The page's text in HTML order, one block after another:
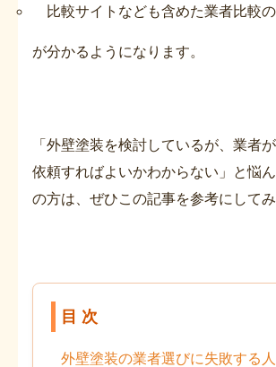
比較サイトなども含めた業者比較
が分かるようになります。
「外壁塗装を検討しているが、業者
依頼すればよいかわからない」と悩
の方は、ぜひこの記事を参考にしてみ
目 次
外壁塗装の業者選びに失敗する